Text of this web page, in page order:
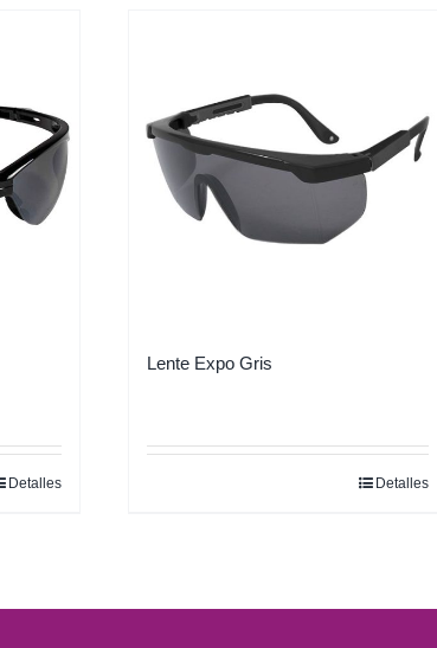
Detalles
Lente Expo Gris
Detalles